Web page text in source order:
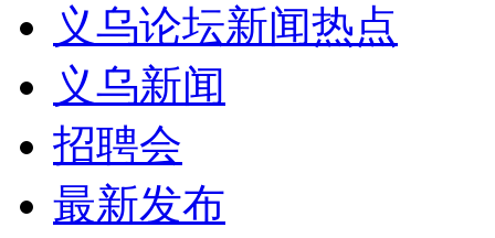
义乌论坛新闻热点
义乌新闻
招聘会
最新发布